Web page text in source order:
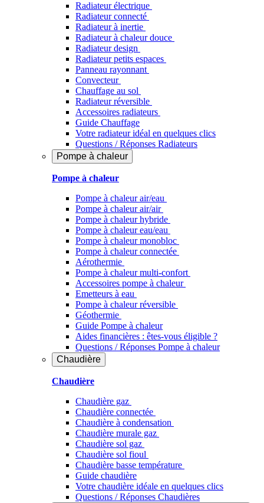
Radiateur électrique
Radiateur connecté
Radiateur à inertie
Radiateur à chaleur douce
Radiateur design
Radiateur petits espaces
Panneau rayonnant
Convecteur
Chauffage au sol
Radiateur réversible
Accessoires radiateurs
Guide Chauffage
Votre radiateur idéal en quelques clics
Questions / Réponses Radiateurs
Pompe à chaleur
Pompe à chaleur
Pompe à chaleur air/eau
Pompe à chaleur air/air
Pompe à chaleur hybride
Pompe à chaleur​ eau/eau
Pompe à chaleur monobloc
Pompe à chaleur connectée
Aérothermie
Pompe à chaleur multi-confort
Accessoires pompe à chaleur
Emetteurs à eau
Pompe à chaleur réversible
Géothermie
Guide Pompe à chaleur
Aides financières : êtes-vous éligible ?
Questions / Réponses Pompe à chaleur
Chaudière
Chaudière
Chaudière gaz
Chaudière connectée
Chaudière à condensation
Chaudière murale gaz
Chaudière sol gaz
Chaudière sol fioul
Chaudière basse température
Guide chaudière
Votre chaudière idéale en quelques clics
Questions / Réponses Chaudières